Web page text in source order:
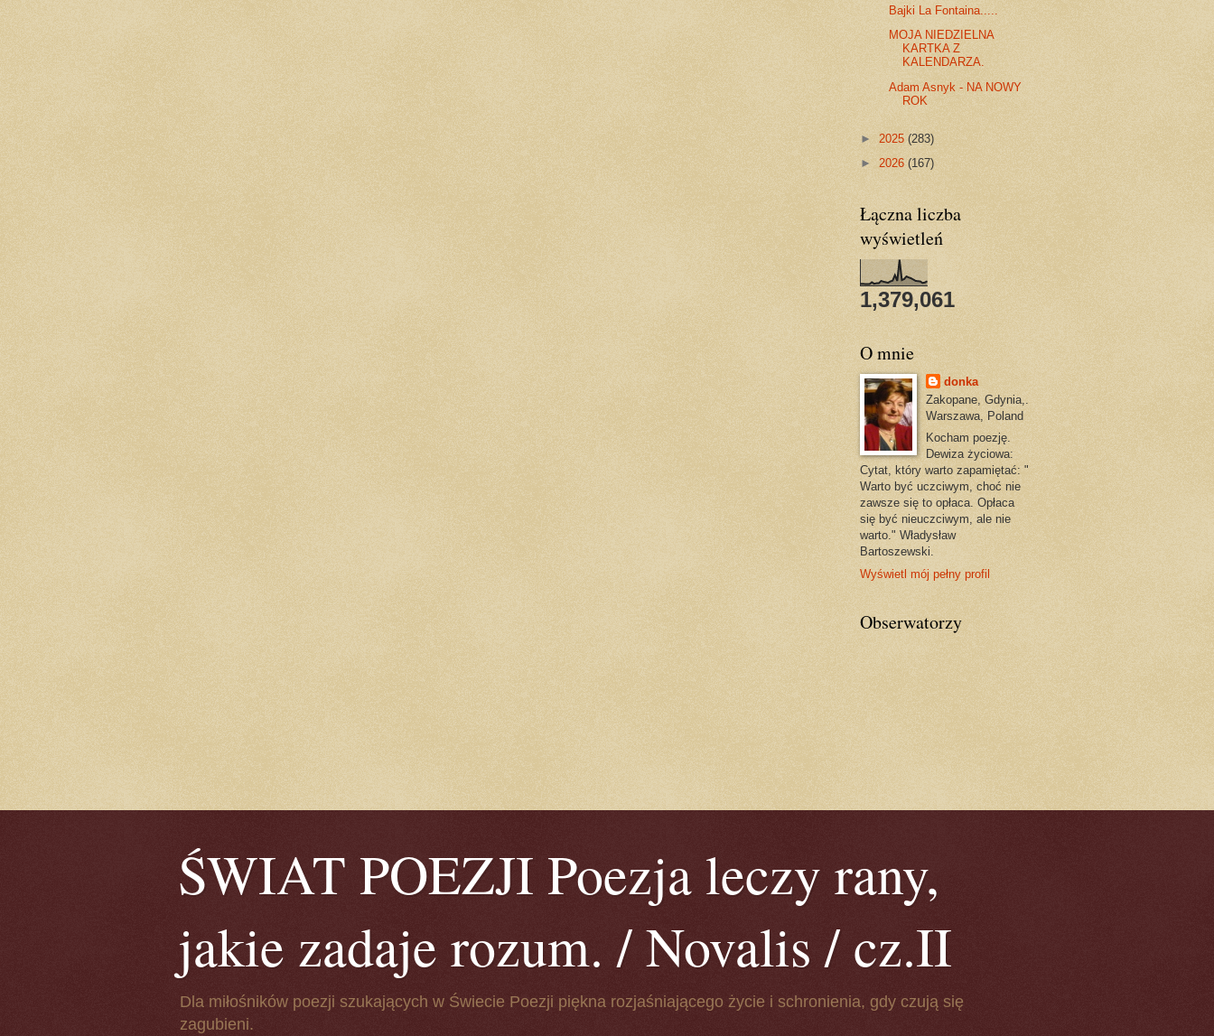
Bajki La Fontaina.....
MOJA NIEDZIELNA
KARTKA Z
KALENDARZA.
Adam Asnyk - NA NOWY
ROK
► 2025 (283)
► 2026 (167)
Łączna liczba
wyświetleń
1,379,061
O mnie
donka
Zakopane, Gdynia,.
Warszawa, Poland
Kocham poezję.
Dewiza życiowa:
Cytat, który warto zapamiętać: "
Warto być uczciwym, choć nie
zawsze się to opłaca. Opłaca
się być nieuczciwym, ale nie
warto." Władysław
Bartoszewski.
Wyświetl mój pełny profil
Obserwatorzy
ŚWIAT POEZJI Poezja leczy rany,
jakie zadaje rozum. / Novalis / cz.II
Dla miłośników poezji szukających w Świecie Poezji piękna rozjaśniającego życie i schronienia, gdy czują się
zagubieni.